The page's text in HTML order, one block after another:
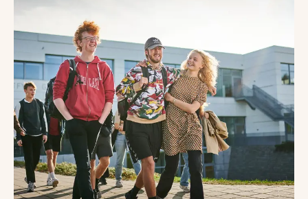
I Aarup er der rig mulighed for at foretage alle
Aarup har fire dagligvarebutikker, en bank med
Det gode handelsliv og byens fællesskab mærkes
Du kan også være med til byfest et par gange om året,
Infrastruktur
Aarup har en fantastisk infrastruktur. Udover den
Der er timedrift med tog til Odense og Middelfart, og
Motorvejsafkørsel 55 ligger lige op ad Aarup, og på blot
Der er fibernet i hele Aarup, og fjernvarmen